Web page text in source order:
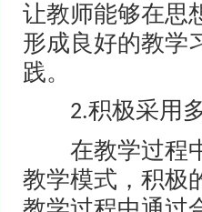
让教师能够在思
形成良好的教学
践。
2.积极采用
在教学过程中
教学模式，积极